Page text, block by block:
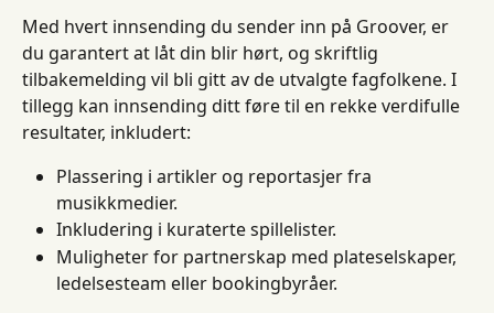
Med hvert innsending du sender inn på Groover, er
du garantert at låt din blir hørt, og skriftlig
tilbakemelding vil bli gitt av de utvalgte fagfolkene. I
tillegg kan innsending ditt føre til en rekke verdifulle
resultater, inkludert:
Plassering i artikler og reportasjer fra
musikkmedier.
Inkludering i kuraterte spillelister.
Muligheter for partnerskap med plateselskaper,
ledelsesteam eller bookingbyråer.